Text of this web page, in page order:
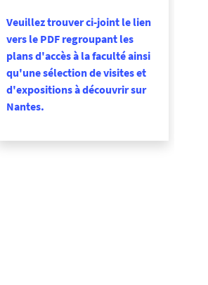
Veuillez trouver ci-joint le lien
vers le PDF regroupant les
plans d'accès à la faculté ainsi
qu'une sélection de visites et
d'expositions à découvrir sur
Nantes.